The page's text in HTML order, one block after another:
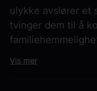
ulykke avslører et
tvinger dem til å
Vis mer